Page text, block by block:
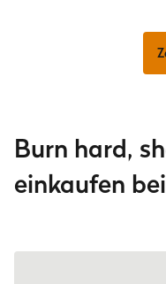
Burn hard,
einkaufen